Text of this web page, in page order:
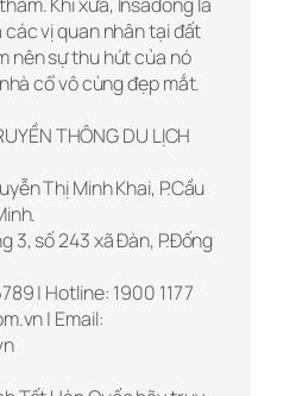
vị quan nhân tại đất
nên sự thu hút của nó
cổ vô cùng đẹp mắt.
THÔNG DU LỊCH
Thị Minh Khai, P.Cầu
3, số 243 xã Đàn, P.Đống
| Hotline: 1900 1177
| Email: